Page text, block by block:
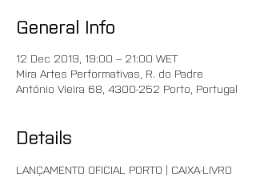
General Info
12 Dec 2019, 19:00 – 21:00 WET
Mira Artes Performativas, R. do Padre
António Vieira 68, 4300-252 Porto, Portugal
Details
LANÇAMENTO OFICIAL PORTO | CAIXA-LIVRO